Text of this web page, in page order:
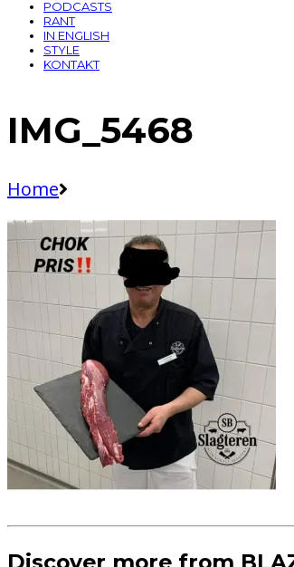
PODCASTS
RANT
IN ENGLISH
STYLE
KONTAKT
IMG_5468
Home
Discover more from